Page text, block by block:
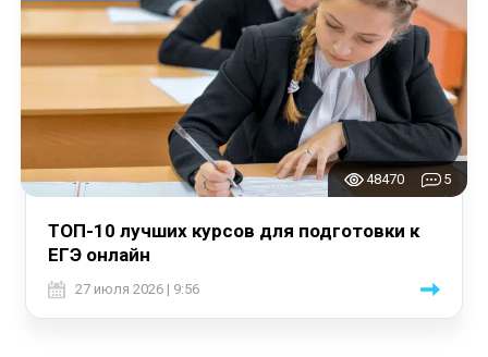
48470 5
ТОП-10 лучших курсов для подготовки к
ЕГЭ онлайн
27 июля 2026 | 9:56